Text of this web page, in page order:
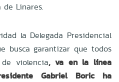
Linares.
la Delegada Presidencial
busca garantizar que todos
violencia, va en la línea
Gabriel Boric ha